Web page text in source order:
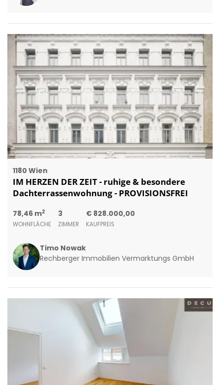
1180 Wien
IM HERZEN DER ZEIT - ruhige & besondere
Dachterrassenwohnung - PROVISIONSFREI
78,46 m2
WOHNFLÄCHE
3
ZIMMER
€ 828.000,00
KAUFPREIS
Timo Nowak
Rechberger Immobilien Vermarktungs GmbH